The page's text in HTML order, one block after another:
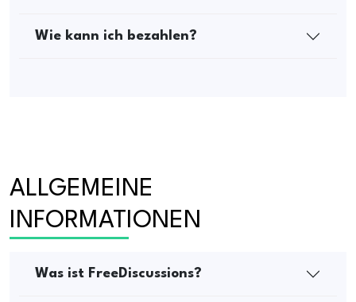
Wie kann ich bezahlen?
ALLGEMEINE
INFORMATIONEN
Was ist FreeDiscussions?